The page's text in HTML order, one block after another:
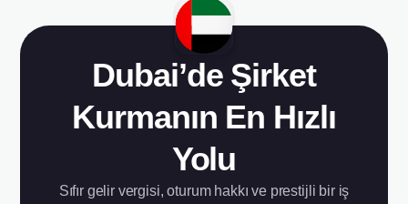
Dubai’de Şirket
Kurmanın En Hızlı
Yolu
Sıfır gelir vergisi, oturum hakkı ve prestijli bir iş